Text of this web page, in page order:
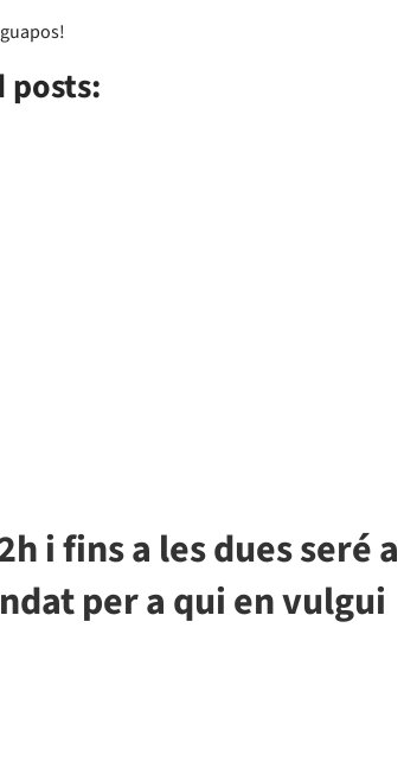
posts:
i fins a les dues seré
per a qui en vulgui